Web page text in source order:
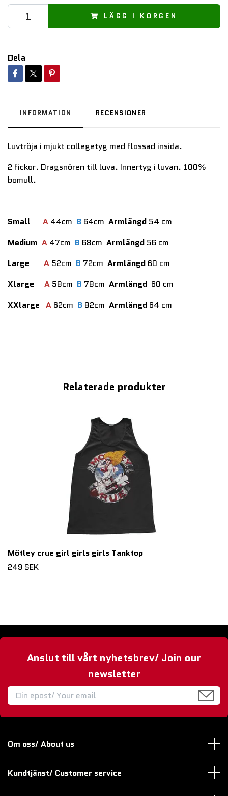
LÄGG I KORGEN
Dela
INFORMATION RECENSIONER
Luvtröja i mjukt collegetyg med flossad insida.
2 fickor. Dragsnören till luva. Innertyg i luvan. 100%
bomull.
Small A 44cm B 64cm Armlängd 54 cm
Medium A 47cm B 68cm Armlängd 56 cm
Large
A 52cm B 72cm Armlängd 60 cm
Xlarge
A 58cm B 78cm Armlängd 60 cm
XXlarge A 62cm B 82cm Armlängd 64 cm
Mötley crue girl girls girls Tanktop
249 SEK
Anslut till vårt nyhetsbrev/ Join our
newsletter
Om oss/ About us
Kundtjänst/ Customer service